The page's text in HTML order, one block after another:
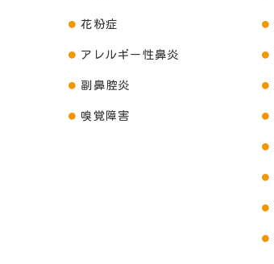
花粉症
アレルギー性鼻炎
副鼻腔炎
嗅覚障害